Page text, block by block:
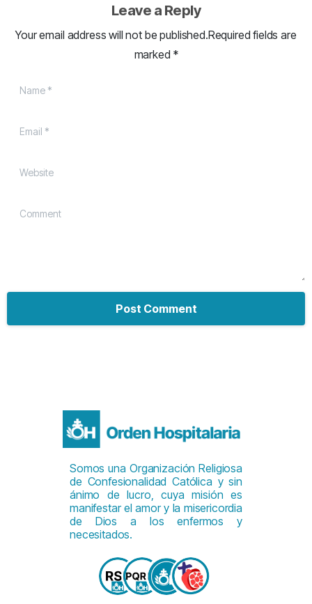
Leave a Reply
Your email address will not be published.Required fields are
marked *
Name
Email
Website
Comment
Somos una Organización Religiosa
de Confesionalidad Católica y sin
ánimo de lucro, cuya misión es
manifestar el amor y la misericordia
de Dios a los enfermos y
necesitados.